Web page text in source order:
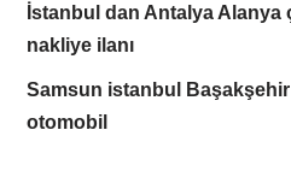
İstanbul dan Antalya Alanya
nakliye ilanı
Samsun istanbul Başakşehir
otomobil